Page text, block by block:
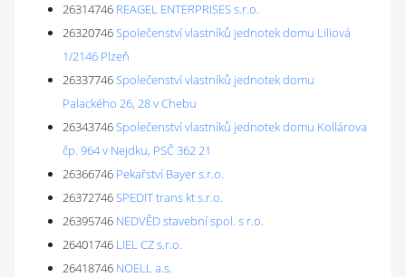
26314746 REAGEL ENTERPRISES s.r.o.
26320746Společenství vlastníků jednotek domu Liliová
1/2146 Plzeň
26337746Společenství vlastníků jednotek domu
Palackého 26, 28 v Chebu
26343746Společenství vlastníků jednotek domu Kollárova
čp. 964 v Nejdku, PSČ 362 21
26366746 Pekařství Bayer s.r.o.
26372746SPEDIT trans kt s.r.o.
26395746 NEDVĚD stavební spol. s r.o.
26401746 LIEL CZ s.r.o.
26418746 NOELL a.s.